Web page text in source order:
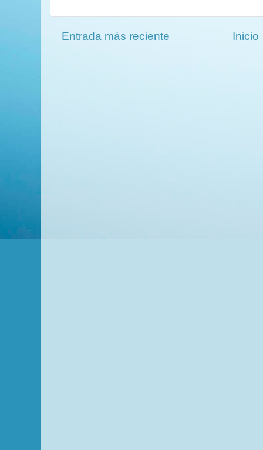
Entrada más reciente Inicio